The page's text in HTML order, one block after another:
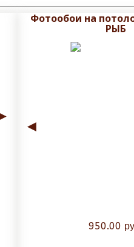
Фотообои на
РЫБ
◄
950.00